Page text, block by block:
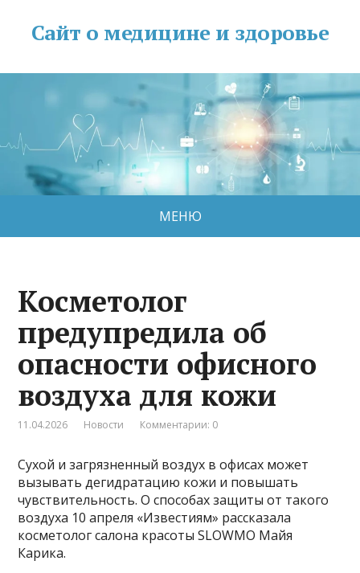
Сайт о медицине и здоровье
МЕНЮ
Косметолог
предупредила об
опасности офисного
воздуха для кожи
11.04.2026 Новости Комментарии: 0
Сухой и загрязненный воздух в офисах может
вызывать дегидратацию кожи и повышать
чувствительность. О способах защиты от такого
воздуха 10 апреля «Известиям» рассказала
косметолог салона красоты SLOWMO Майя
Карика.